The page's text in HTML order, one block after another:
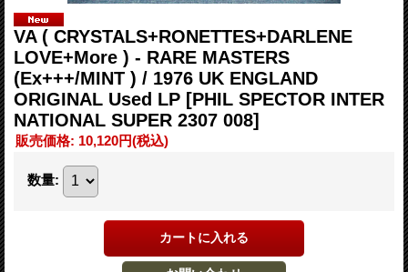
VA ( CRYSTALS+RONETTES+DARLENE
LOVE+More ) - RARE MASTERS
(Ex+++/MINT ) / 1976 UK ENGLAND
ORIGINAL Used LP [PHIL SPECTOR INTER
NATIONAL SUPER 2307 008]
販売価格: 10,120円(税込)
数量: